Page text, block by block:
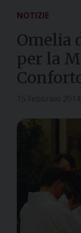
NOTIZIE
Omelia
per la